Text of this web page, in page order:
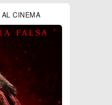
AL CINEMA